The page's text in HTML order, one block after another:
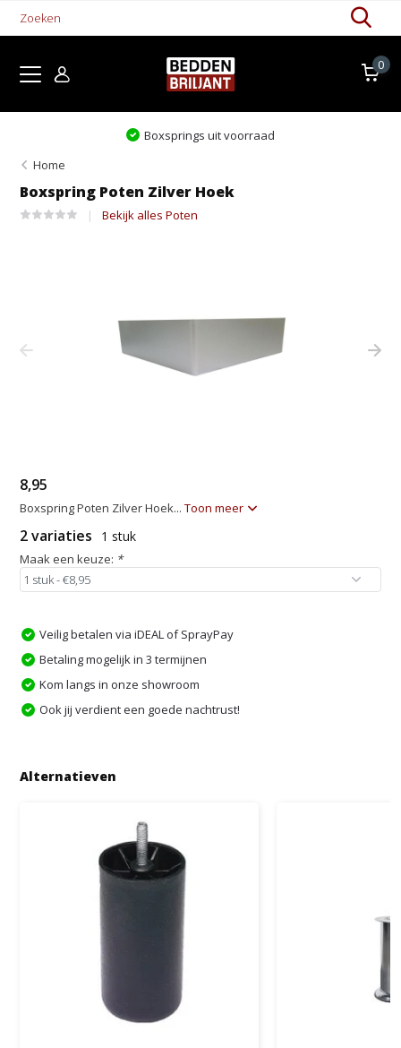
0
Home
Boxspring Poten Zilver Hoek
Bekijk alles Poten
8,95
Boxspring Poten Zilver Hoek...Toon meer
2 variaties 1 stuk
Maak een keuze: *
Veilig betalen via iDEAL of SprayPay
Betaling mogelijk in 3 termijnen
Kom langs in onze showroom
Ook jij verdient een goede nachtrust!
Alternatieven